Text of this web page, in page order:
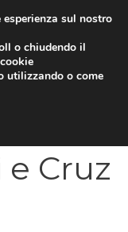
e Cruz
sul nostro
o chiudendo il
utilizzando o come